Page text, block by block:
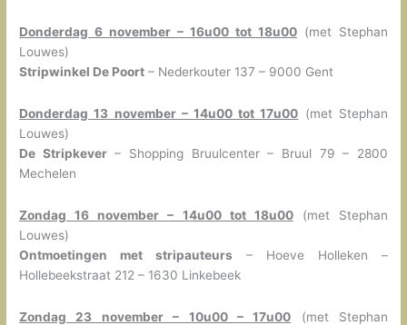
Donderdag 6 november – 16u00 tot 18u00(met Stephan
Louwes)
Stripwinkel De Poort – Nederkouter 137 – 9000 Gent
Donderdag 13 november – 14u00 tot 17u00 (met Stephan
Louwes)
De Stripkever– Shopping Bruulcenter – Bruul 79 – 2800
Mechelen
Zondag 16 november – 14u00 tot 18u00(met Stephan
Louwes)
Ontmoetingen met stripauteurs – Hoeve Holleken –
Hollebeekstraat 212 – 1630 Linkebeek
Zondag 23 november – 10u00 – 17u00 (met Stephan